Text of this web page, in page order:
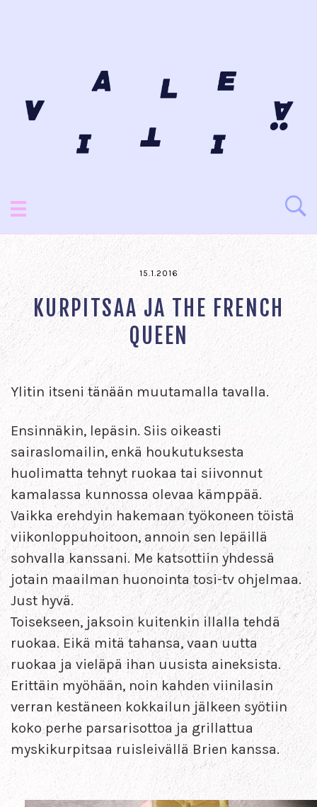
15.1.2016
KURPITSAA JA THE FRENCH
QUEEN
Ylitin itseni tänään muutamalla tavalla.
Ensinnäkin, lepäsin. Siis oikeasti
sairaslomailin, enkä houkutuksesta
huolimatta tehnyt ruokaa tai siivonnut
kamalassa kunnossa olevaa kämppää.
Vaikka erehdyin hakemaan työkoneen töistä
viikonloppuhoitoon, annoin sen lepäillä
sohvalla kanssani. Me katsottiin yhdessä
jotain maailman huonointa tosi-tv ohjelmaa.
Just hyvä.
Toisekseen, jaksoin kuitenkin illalla tehdä
ruokaa. Eikä mitä tahansa, vaan uutta
ruokaa ja vieläpä ihan uusista aineksista.
Erittäin myöhään, noin kahden viinilasin
verran kestäneen kokkailun jälkeen syötiin
koko perhe parsarisottoa ja grillattua
myskikurpitsaa ruisleivällä Brien kanssa.